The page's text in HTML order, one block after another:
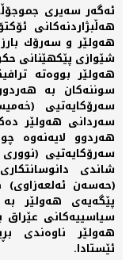
ئەگەر سەیری
هەڵبژاردنەكانی
هەولێر و سەرۆك
شێوازی پێكهێنانی
هەولێر بووەتە
سوننەكان بە
سەرۆكایەتیی
سەردانی هەولێر
هەردوو لایەنەوە
سەرۆكایەتیی
شاندی
(حەسەن ئەلعەزاوی)
پێگەیەی هەولێر
سیاسییەكانی
هەولێر ناوەندی
ئێستادا.